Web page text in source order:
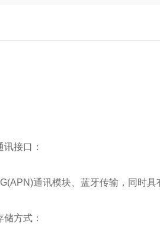
讯接口：
通讯模块、蓝牙传输，同时
储方式：